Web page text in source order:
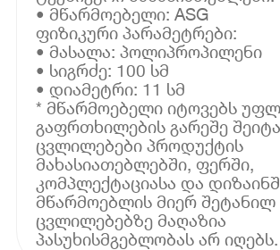
• მწარმოებელი: ASG
ფიზიკური პარამეტრები:
• მასალა: პოლიპროპილენი
• სიგრძე: 100 სმ
• დიამეტრი: 11 სმ
* მწარმოებელი იტოვებს
გაფრთხილების გარეშე
ცვლილებები პროდუქტის
მახასიათებლებში, ფერში,
კომპლექტაციასა და
მწარმოებლის მიერ შეტანილ
ცვლილებებზე მაღაზია
პასუხისმგებლობას არ იღებს.